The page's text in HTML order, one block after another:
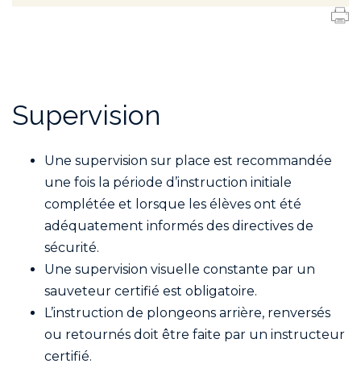
Supervision
Une supervision sur place est recommandée
une fois la période d’instruction initiale
complétée et lorsque les élèves ont été
adéquatement informés des directives de
sécurité.
Une supervision visuelle constante par un
sauveteur certifié est obligatoire.
L’instruction de plongeons arrière, renversés
ou retournés doit être faite par un instructeur
certifié.